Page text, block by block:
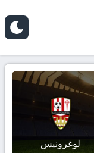
لوغرونيس